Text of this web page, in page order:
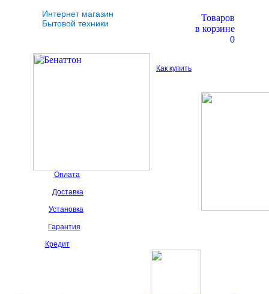
Интернет магазин
Бытовой техники
Товаров
в корзине
0
Как купить
Оплата
Доставка
Установка
Гарантия
Кредит